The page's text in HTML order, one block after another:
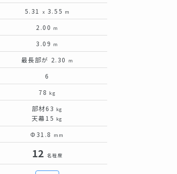
5.31 x 3.55 m
2.00 m
3.09 m
最長部が 2.30 m
6
78 kg
部材63 kg
天幕15 kg
Φ31.8 mm
12 名程度